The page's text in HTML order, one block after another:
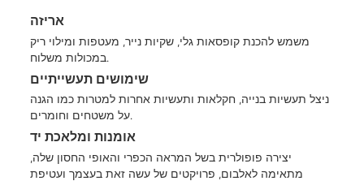
אריזה
משמש להכנת קופסאות גלי, שקיות נייר, מעטפות ומילוי ריק
במכולות משלוח.
שימושים תעשייתיים
ניצל תעשיות בנייה, חקלאות ותעשיות אחרות למטרות כמו הגנה
על משטחים וחומרים.
אומנות ומלאכת יד
יצירה פופולרית בשל המראה הכפרי והאופי החסון שלה,
מתאימה לאלבום, פרויקטים של עשה זאת בעצמך ועטיפת